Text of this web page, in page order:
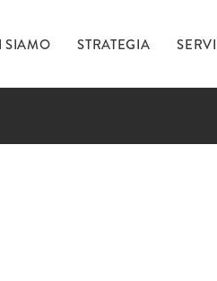
SIAMO STRATEGIA